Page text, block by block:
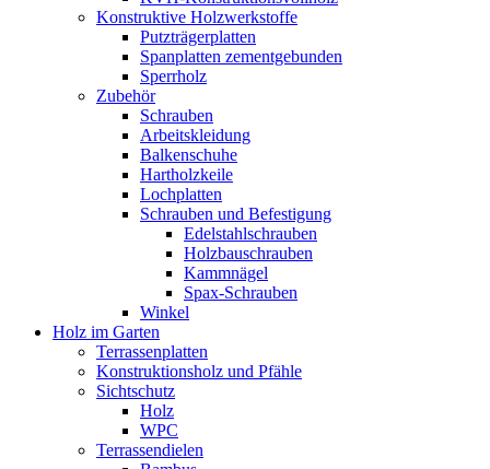
Konstruktive Holzwerkstoffe
Putzträgerplatten
Spanplatten zementgebunden
Sperrholz
Zubehör
Schrauben
Arbeitskleidung
Balkenschuhe
Hartholzkeile
Lochplatten
Schrauben und Befestigung
Edelstahlschrauben
Holzbauschrauben
Kammnägel
Spax-Schrauben
Winkel
Holz im Garten
Terrassenplatten
Konstruktionsholz und Pfähle
Sichtschutz
Holz
WPC
Terrassendielen